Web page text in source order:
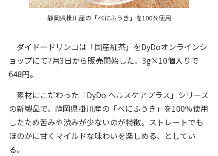
静岡県掛川産の「べにふうき」を100％使用
ダイドードリンコは「国産紅茶」をDyDoオンラインシ
ョップにて7月3日から販売開始した。3g×10個入りで
648円。
素材にこだわった「DyDo ヘルスケアプラス」シリーズ
の新製品で、静岡県掛川産の「べにふうき」を100％使用
したため苦みや渋みが少ないのが特徴。ストレートでも
ほのかに甘くマイルドな味わいを楽しめる、としてい
る。